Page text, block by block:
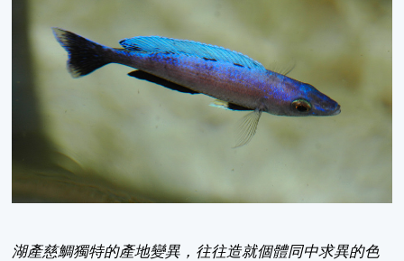
湖產慈鯛獨特的產地變異，往往造就個體同中求異的色